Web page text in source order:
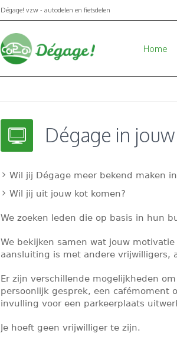
Dégage! vzw - autodelen en fietsdelen
Home
Dégage in
Wil jij Dégage meer bekend maken
Wil jij uit jouw kot komen?
We zoeken leden die op basis in hun
We bekijken samen wat jouw
aansluiting is met andere vrijwilligers,
Er zijn verschillende mogelijkheden
persoonlijk gesprek, een cafémoment
invulling voor een parkeerplaats
Je hoeft geen vrijwilliger te zijn.